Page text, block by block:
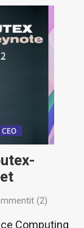
(2)
Computing